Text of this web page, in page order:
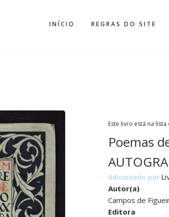
INÍCIO REGRAS DO SITE
Este livro está na
Poemas
Adicionado por
Autor(a)
Campos de
Editora